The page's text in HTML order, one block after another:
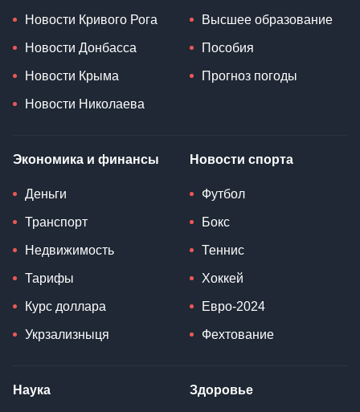
Новости Кривого Рога
Новости Донбасса
Новости Крыма
Новости Николаева
Высшее образование
Пособия
Прогноз погоды
Экономика и финансы
Деньги
Транспорт
Недвижимость
Тарифы
Курс доллара
Укрзализныця
Новости спорта
Футбол
Бокс
Теннис
Хоккей
Евро-2024
Фехтование
Наука Здоровье